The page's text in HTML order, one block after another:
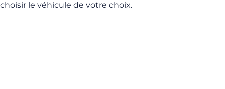
choisir le véhicule de votre choix.